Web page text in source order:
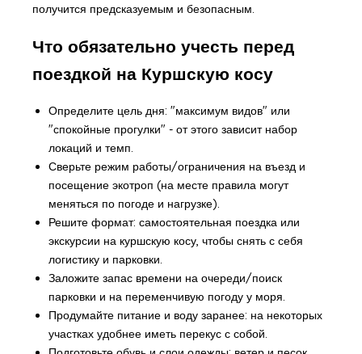
получится предсказуемым и безопасным.
Что обязательно учесть перед
поездкой на Куршскую косу
Определите цель дня: "максимум видов" или
"спокойные прогулки" - от этого зависит набор
локаций и темп.
Сверьте режим работы/ограничения на въезд и
посещение экотроп (на месте правила могут
меняться по погоде и нагрузке).
Решите формат: самостоятельная поездка или
экскурсии на куршскую косу, чтобы снять с себя
логистику и парковки.
Заложите запас времени на очереди/поиск
парковки и на переменчивую погоду у моря.
Продумайте питание и воду заранее: на некоторых
участках удобнее иметь перекус с собой.